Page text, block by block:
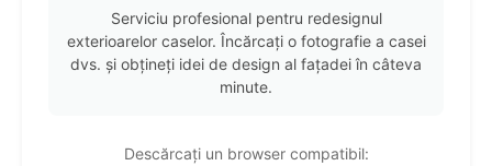
Serviciu profesional pentru redesignul
exterioarelor caselor. Încărcați o fotografie a casei
dvs. și obțineți idei de design al fațadei în câteva
minute.
Descărcați un browser compatibil: